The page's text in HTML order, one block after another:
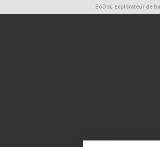
BoDoï, explorateur de